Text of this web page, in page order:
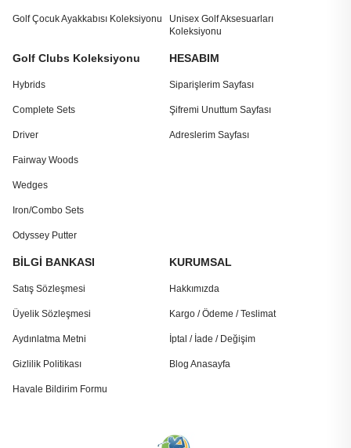
Golf Çocuk Ayakkabısı Koleksiyonu
Unisex Golf Aksesuarları
Koleksiyonu
Golf Clubs Koleksiyonu
Hybrids
Complete Sets
Driver
Fairway Woods
Wedges
Iron/Combo Sets
Odyssey Putter
HESABIM
Siparişlerim Sayfası
Şifremi Unuttum Sayfası
Adreslerim Sayfası
BİLGİ BANKASI
Satış Sözleşmesi
Üyelik Sözleşmesi
Aydınlatma Metni
Gizlilik Politikası
Havale Bildirim Formu
KURUMSAL
Hakkımızda
Kargo / Ödeme / Teslimat
İptal / İade / Değişim
Blog Anasayfa